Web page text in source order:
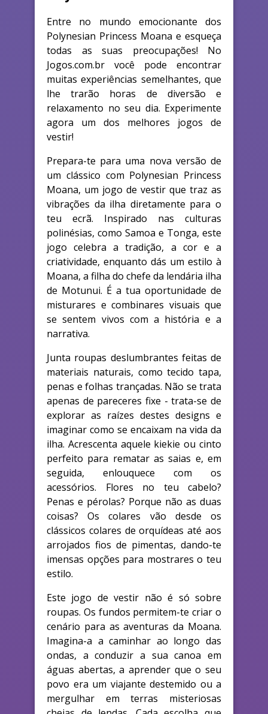
Entre no mundo emocionante dos
Polynesian Princess Moana e esqueça
todas as suas preocupações! No
Jogos.com.br você pode encontrar
muitas experiências semelhantes, que
lhe trarão horas de diversão e
relaxamento no seu dia. Experimente
agora um dos melhores jogos de
vestir!
Prepara-te para uma nova versão de
um clássico com Polynesian Princess
Moana, um jogo de vestir que traz as
vibrações da ilha diretamente para o
teu ecrã. Inspirado nas culturas
polinésias, como Samoa e Tonga, este
jogo celebra a tradição, a cor e a
criatividade, enquanto dás um estilo à
Moana, a filha do chefe da lendária ilha
de Motunui. É a tua oportunidade de
misturares e combinares visuais que
se sentem vivos com a história e a
narrativa.
Junta roupas deslumbrantes feitas de
materiais naturais, como tecido tapa,
penas e folhas trançadas. Não se trata
apenas de pareceres fixe - trata-se de
explorar as raízes destes designs e
imaginar como se encaixam na vida da
ilha. Acrescenta aquele kiekie ou cinto
perfeito para rematar as saias e, em
seguida, enlouquece com os
acessórios. Flores no teu cabelo?
Penas e pérolas? Porque não as duas
coisas? Os colares vão desde os
clássicos colares de orquídeas até aos
arrojados fios de pimentas, dando-te
imensas opções para mostrares o teu
estilo.
Este jogo de vestir não é só sobre
roupas. Os fundos permitem-te criar o
cenário para as aventuras da Moana.
Imagina-a a caminhar ao longo das
ondas, a conduzir a sua canoa em
águas abertas, a aprender que o seu
povo era um viajante destemido ou a
mergulhar em terras misteriosas